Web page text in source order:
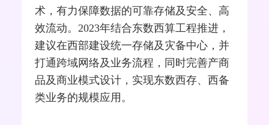
术，有力保障数据的可靠存储及安全、高
效流动。2023年结合东数西算工程推进，
建议在西部建设统一存储及灾备中心，并
打通跨域网络及业务流程，同时完善产商
品及商业模式设计，实现东数西存、西备
类业务的规模应用。